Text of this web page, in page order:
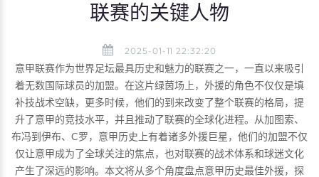
联赛的关键人物
2025-01-11 22:32:20
意甲联赛作为世界足坛最具历史和魅力的联赛之一，一直以来吸引
着无数国际球员的加盟。在这片绿茵场上，外援的角色不仅仅是填
补技战术空缺，更多时候，他们的到来改变了整个联赛的格局，提
升了意甲的竞技水平，并且推动了联赛的全球化进程。从加图索、
布冯到伊布、C罗，意甲历史上有着诸多外援巨星，他们的加盟不仅
仅让意甲成为了全球关注的焦点，也对联赛的战术体系和球迷文化
产生了深远的影响。本文将从多个角度盘点意甲历史最佳外援，探